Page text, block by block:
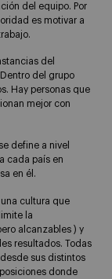
del equipo. Por
es motivar a
del
del grupo
Hay personas que
mejor con
define a nivel
cada país en
en él.
cultura que
la
alcanzables ) y
resultados. Todas
sus distintos
donde